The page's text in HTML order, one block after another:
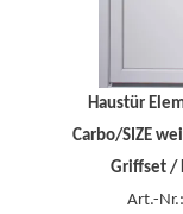
Haustür
Carbo/SIZE
Griffset /
Art.-